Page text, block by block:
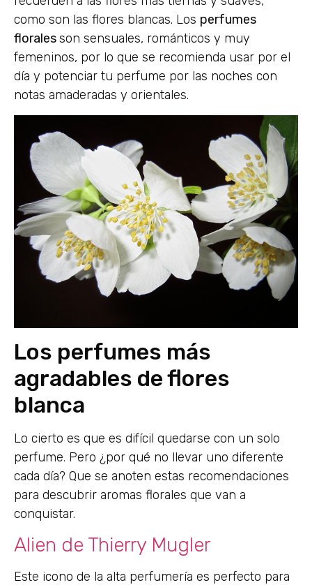
como son las flores blancas. Los perfumes
floralesson sensuales, románticos y muy
femeninos, por lo que se recomienda usar por el
día y potenciar tu perfume por las noches con
notas amaderadas y orientales.
Los perfumes más
agradables de flores
blanca
Lo cierto es que es difícil quedarse con un solo
perfume. Pero ¿por qué no llevar uno diferente
cada día? Que se anoten estas recomendaciones
para descubrir aromas florales que van a
conquistar.
Alien de Thierry Mugler
​Este icono de la alta perfumería es perfecto para